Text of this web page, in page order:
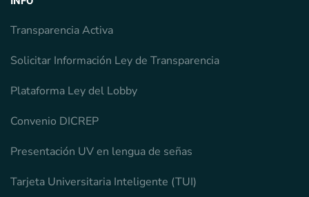
Transparencia Activa
Solicitar Información Ley de Transparencia
Plataforma Ley del Lobby
Convenio DICREP
Presentación UV en lengua de señas
Tarjeta Universitaria Inteligente (TUI)